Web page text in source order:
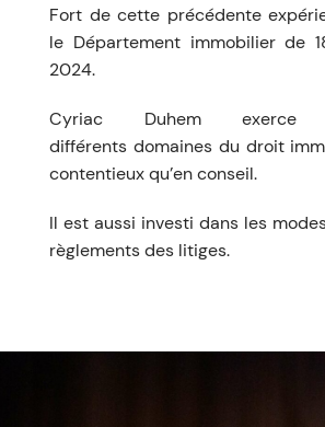
Fort de cette précédente
le Département immobilier de
2024.
Cyriac Duhem
différents domaines du droit
contentieux qu’en conseil.
Il est aussi investi dans les
règlements des litiges.